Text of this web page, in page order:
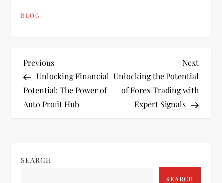
BLOG
P
o
s
n
Previous
Post
Previous
Unlocking Financial
Potential: The Power of
Auto Profit Hub
Next
Next
Unlocking the Potential
of Forex Trading with
Expert Signals
SEARCH
SEARCH